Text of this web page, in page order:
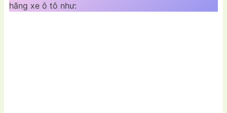
hãng xe ô tô như: